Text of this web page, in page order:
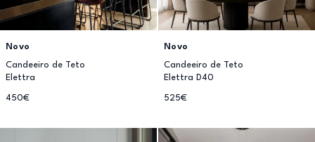
Novo
Candeeiro de Teto
Elettra
450€
Novo
Candeeiro de Teto
Elettra D40
525€